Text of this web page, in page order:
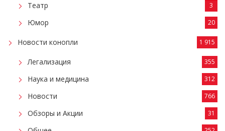
Театр 3
Юмор 20
Новости конопли 1 915
Легализация 355
Наука и медицина 312
Новости 766
Обзоры и Акции 31